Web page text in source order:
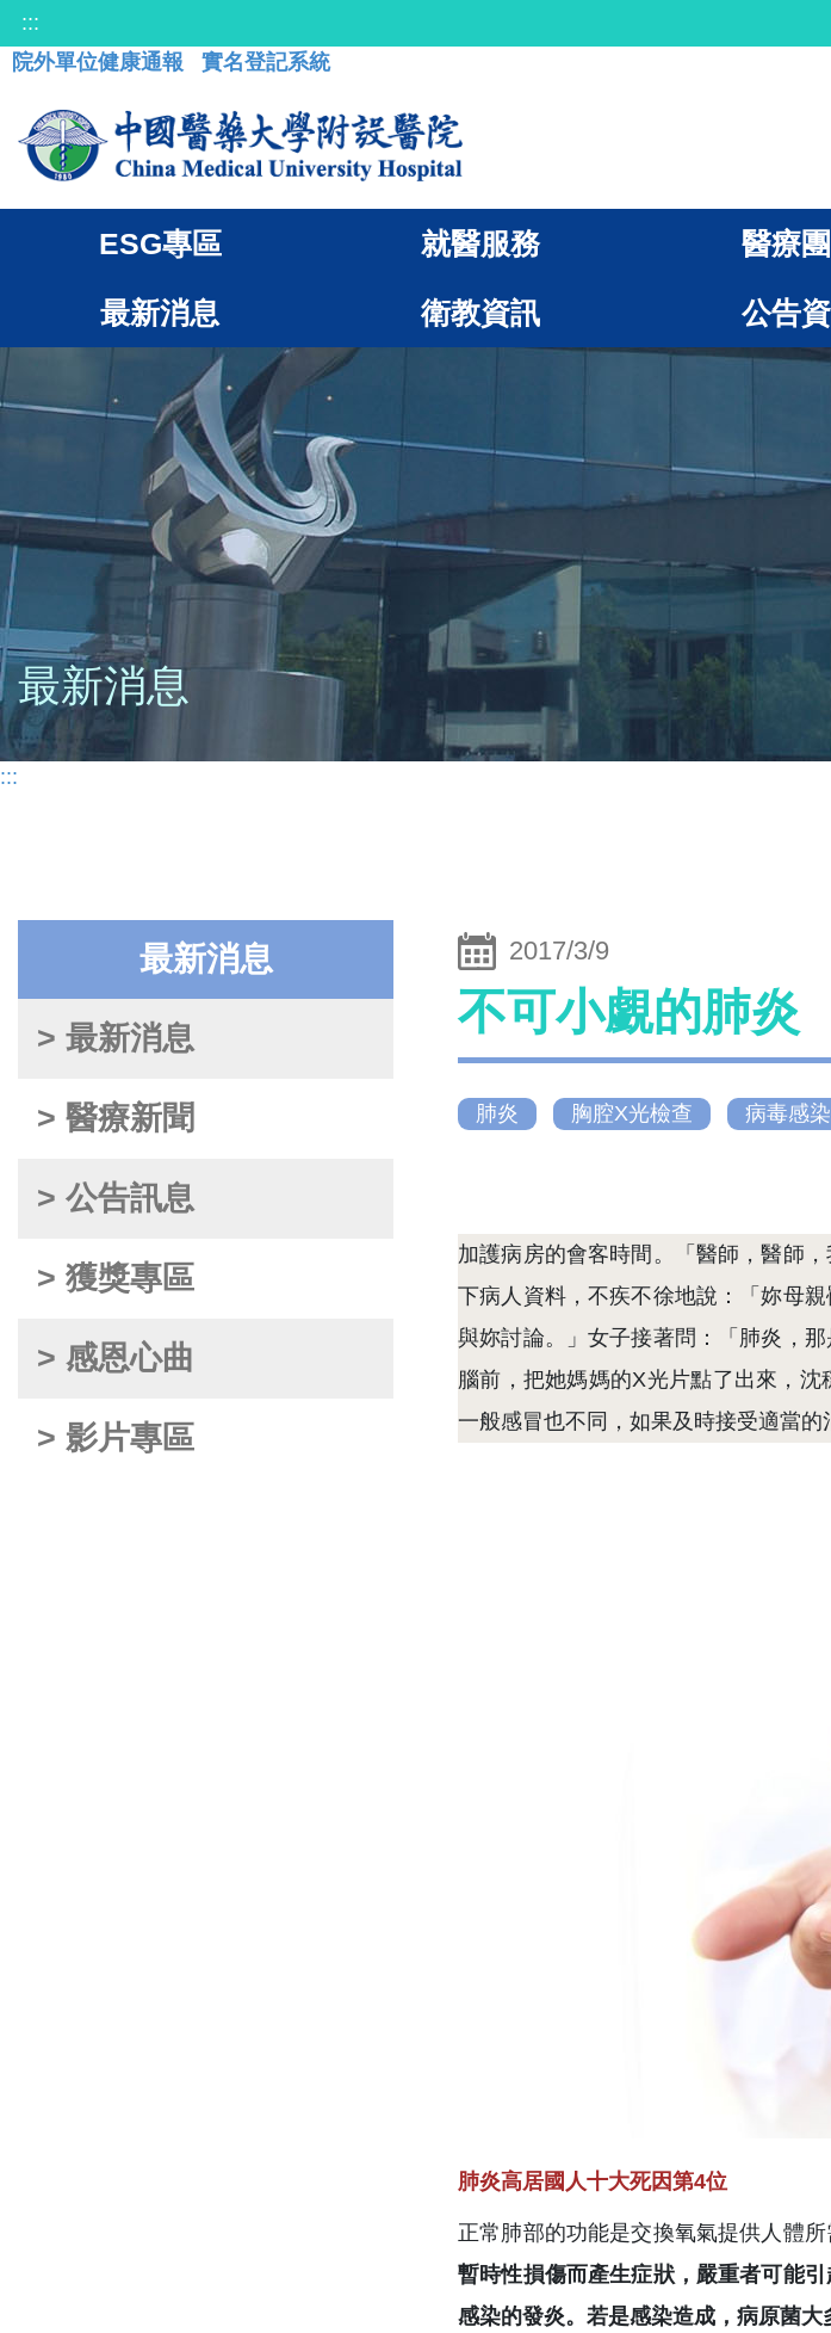
:::
院外單位健康通報
實名登記系統
ESG專區 就醫服務 醫療
最新消息 衛教資訊 公告
最新消息
:::
最新消息
> 最新消息
> 醫療新聞
> 公告訊息
> 獲獎專區
> 感恩心曲
> 影片專區
2017/3/9
不可小覷的肺炎
肺炎 胸腔X光檢查 病毒感染
加護病房的會客時間。「醫師，醫師
下病人資料，不疾不徐地說：「妳母
與妳討論。」女子接著問：「肺炎，
腦前，把她媽媽的X光片點了出來，
一般感冒也不同，如果及時接受適當
肺炎高居國人十大死因第4位
正常肺部的功能是交換氧氣提供人體
暫時性損傷而產生症狀，嚴重者可能
感染的發炎。若是感染造成，病原菌大